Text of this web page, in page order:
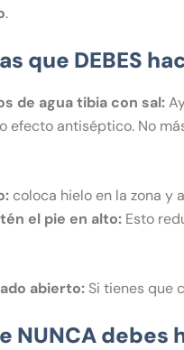
.
que DEBES
de agua tibia con sal:
efecto antiséptico. No
coloca hielo en la zona y
el pie en alto: Esto
abierto: Si tienes que
NUNCA debes